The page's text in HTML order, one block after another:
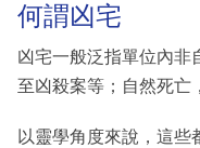
何謂凶宅
凶宅一般泛指單位內非
至凶殺案等；自然死亡
以靈學角度來說，這